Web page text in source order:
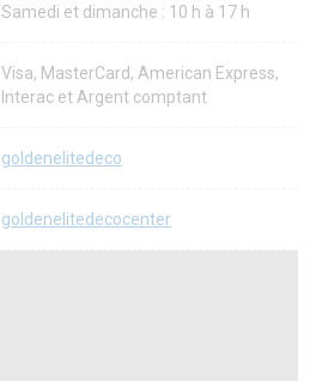
Samedi et dimanche : 10 h à 17 h
Visa, MasterCard, American Express,
Interac et Argent comptant
goldenelitedeco
goldenelitedecocenter